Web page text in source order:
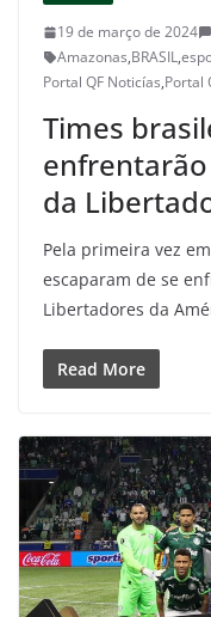
19 de março de 2024
Amazonas,BRASIL,
Portal QF Noticías,Portal
Times
da
Pela primeira vez
escaparam de se
Libertadores da
Read More